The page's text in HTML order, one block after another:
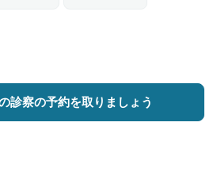
診察の予約を取りましょう